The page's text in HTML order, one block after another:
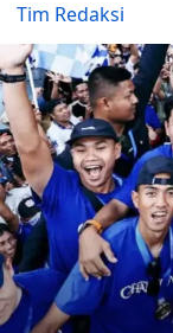
Tim Redaksi